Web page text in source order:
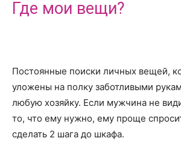
Где мои вещи?
Постоянные поиски личных вещей,
уложены на полку заботливыми
любую хозяйку. Если мужчина не
то, что ему нужно, ему проще
сделать 2 шага до шкафа.